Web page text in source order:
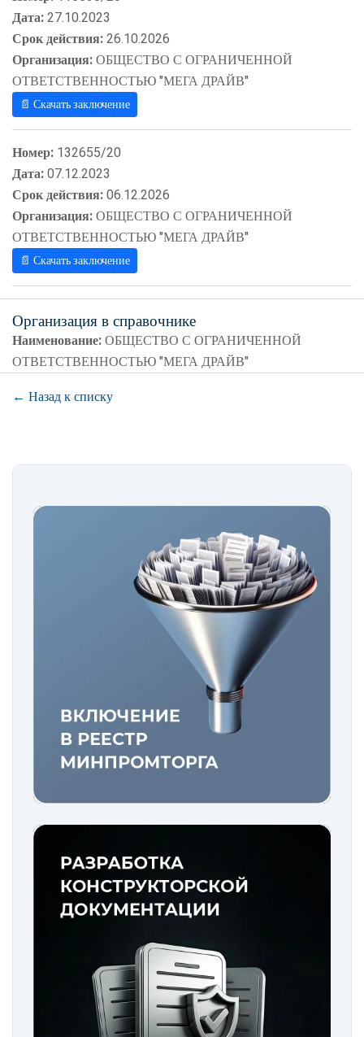
Дата:27.10.2023
Срок действия:26.10.2026
Организация:ОБЩЕСТВО С ОГРАНИЧЕННОЙ
ОТВЕТСТВЕННОСТЬЮ "МЕГА ДРАЙВ"
📄 Скачать заключение
Номер: 132655/20
Дата:07.12.2023
Срок действия:06.12.2026
Организация:ОБЩЕСТВО С ОГРАНИЧЕННОЙ
ОТВЕТСТВЕННОСТЬЮ "МЕГА ДРАЙВ"
📄 Скачать заключение
Организация в справочнике
Наименование:ОБЩЕСТВО С ОГРАНИЧЕННОЙ
ОТВЕТСТВЕННОСТЬЮ "МЕГА ДРАЙВ"
← Назад к списку